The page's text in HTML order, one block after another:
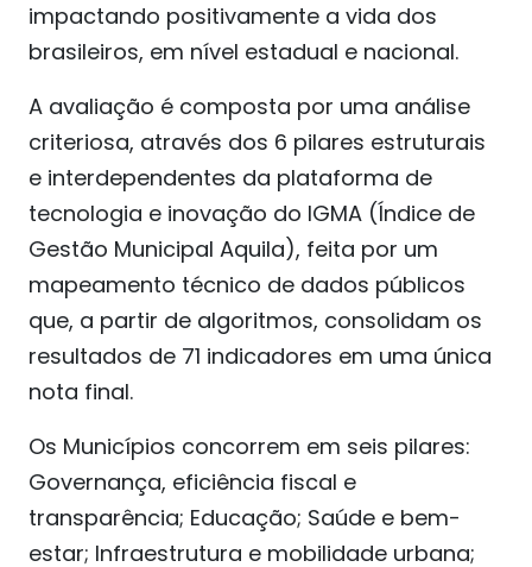
impactando positivamente a vida dos
brasileiros, em nível estadual e nacional.
A avaliação é composta por uma análise
criteriosa, através dos 6 pilares estruturais
e interdependentes da plataforma de
tecnologia e inovação do IGMA (Índice de
Gestão Municipal Aquila), feita por um
mapeamento técnico de dados públicos
que, a partir de algoritmos, consolidam os
resultados de 71 indicadores em uma única
nota final.
Os Municípios concorrem em seis pilares:
Governança, eficiência fiscal e
transparência; Educação; Saúde e bem-
estar; Infraestrutura e mobilidade urbana;